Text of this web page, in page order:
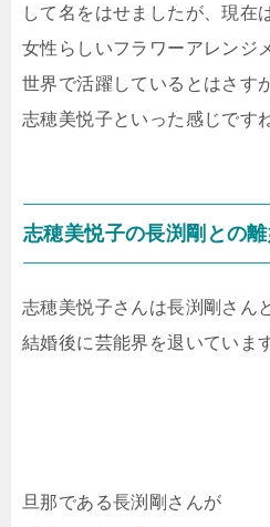
して名をはせましたが、現在
女性らしいフラワーアレンジ
世界で活躍しているとはさす
志穂美悦子といった感じです
志穂美悦子の長渕剛との
志穂美悦子さんは長渕剛さん
結婚後に芸能界を退いていま
旦那である長渕剛さんが